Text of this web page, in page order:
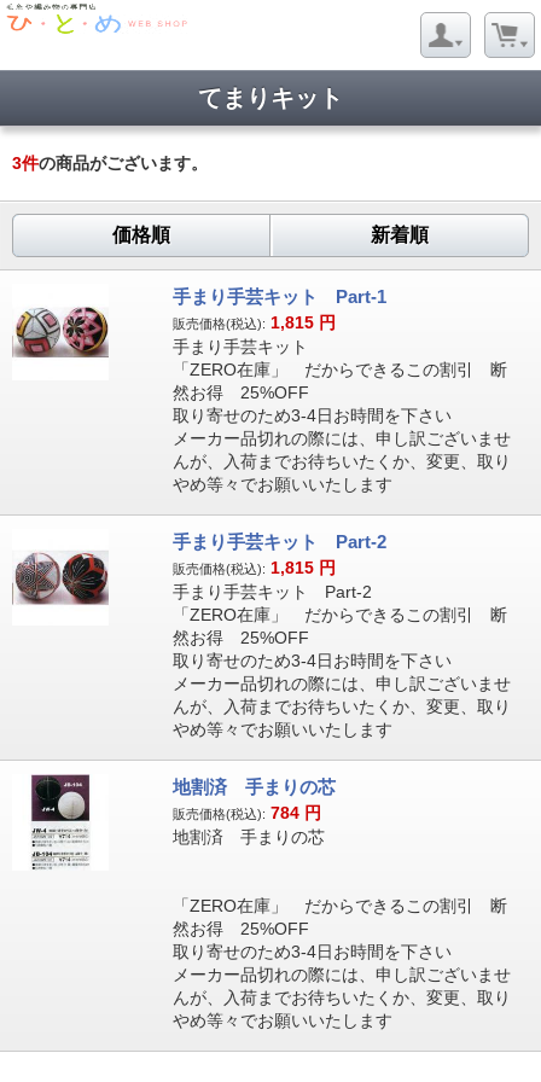
てまりキット
3件の商品がございます。
価格順 新着順
手まり手芸キット Part-1
販売価格(税込): 1,815 円
手まり手芸キット
「ZERO在庫」 だからできるこの割引 断
然お得 25%OFF
取り寄せのため3-4日お時間を下さい
メーカー品切れの際には、申し訳ございませ
んが、入荷までお待ちいたくか、変更、取り
やめ等々でお願いいたします
手まり手芸キット Part-2
販売価格(税込): 1,815 円
手まり手芸キット Part-2
「ZERO在庫」 だからできるこの割引 断
然お得 25%OFF
取り寄せのため3-4日お時間を下さい
メーカー品切れの際には、申し訳ございませ
んが、入荷までお待ちいたくか、変更、取り
やめ等々でお願いいたします
地割済 手まりの芯
販売価格(税込): 784 円
地割済 手まりの芯
「ZERO在庫」 だからできるこの割引 断
然お得 25%OFF
取り寄せのため3-4日お時間を下さい
メーカー品切れの際には、申し訳ございませ
んが、入荷までお待ちいたくか、変更、取り
やめ等々でお願いいたします